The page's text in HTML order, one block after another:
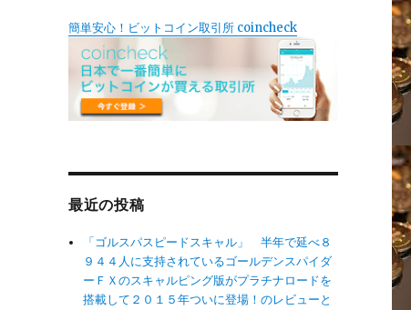
簡単安心！ビットコイン取引所 coincheck
最近の投稿
「ゴルスパスピードスキャル」 半年で延べ８
９４４人に支持されているゴールデンスパイダ
ーＦＸのスキャルピング版がプラチナロードを
搭載して２０１５年ついに登場！のレビューと